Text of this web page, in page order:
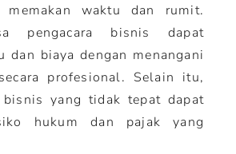
memakan waktu dan rumit.
pengacara bisnis dapat
dan biaya dengan menangani
profesional. Selain itu,
yang tidak tepat dapat
hukum dan pajak yang